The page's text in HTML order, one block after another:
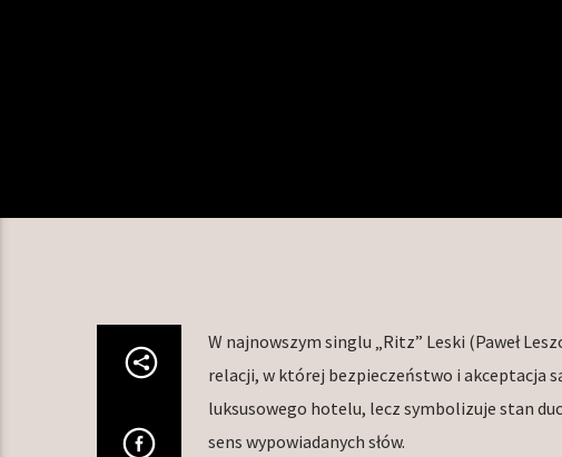
W najnowszym singlu „Ritz” Leski (Paweł
relacji, w której bezpieczeństwo i akceptacja
luksusowego hotelu, lecz symbolizuje stan
sens wypowiadanych słów.